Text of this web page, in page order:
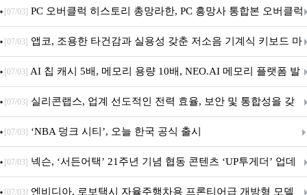
데이트!
[07/03] PC 오버클럭 히스토리 총망라한, PC 흥망사 통합본 오버클럭
특집(1-4편)
[07/03] 앱코, 조용한 타건감과 실용성 갖춘 저소음 기계식 키보드 마
우스 세트 'KM580' 출시
[07/03] AI 칩 캐시 5배, 메모리 용량 10배, NEO.AI 메모리 플랫폼 발
표
[07/03] 실리콘랩스, 업계 선도적인 전력 효율, 보안 및 통합성을 갖
춘 초저전력 블루투스 LE SoC ‘BG2B’ 공개
[07/03] ‘NBA 덩크 시티’, 오늘 한국 공식 출시
[07/03] 넥슨, ‘서든어택’ 21주년 기념 협동 콘텐츠 ‘UP투게더’ 업데
이트
[07/03] 엔비디아, 로보택시 자율주행차용 프론티어급 개방형 모델